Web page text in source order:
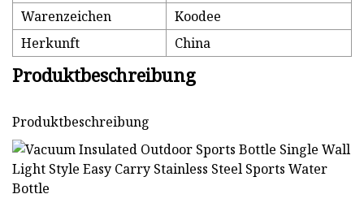
Warenzeichen
Koodee
Herkunft
China
Produktbeschreibung
Produktbeschreibung